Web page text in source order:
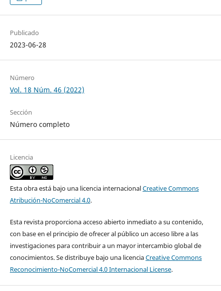
Publicado
2023-06-28
Número
Vol. 18 Núm. 46 (2022)
Sección
Número completo
Licencia
Esta obra está bajo una licencia internacionalCreative Commons
Atribución-NoComercial 4.0.
Esta revista proporciona acceso abierto inmediato a su contenido,
con base en el principio de ofrecer al público un acceso libre a las
investigaciones para contribuir a un mayor intercambio global de
conocimientos. Se distribuye bajo una licenciaCreative Commons
Reconocimiento-NoComercial 4.0 Internacional License.